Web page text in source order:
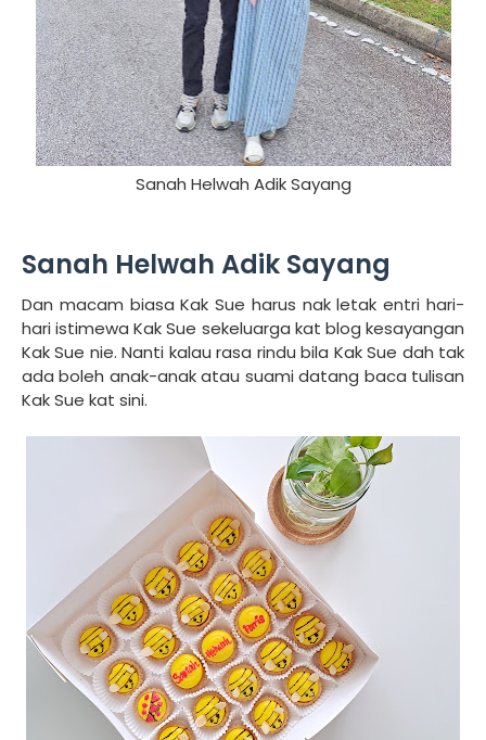
Sanah Helwah Adik Sayang
Sanah Helwah Adik Sayang
Dan macam biasa Kak Sue harus nak letak entri hari-
hari istimewa Kak Sue sekeluarga kat blog kesayangan
Kak Sue nie. Nanti kalau rasa rindu bila Kak Sue dah tak
ada boleh anak-anak atau suami datang baca tulisan
Kak Sue kat sini.